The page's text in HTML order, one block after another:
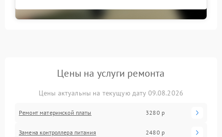
Цены на услуги ремонта
Цены актуальны на текущую дату 09.08.2026
Ремонт материнской платы 3280 р
Замена контроллера питания 2480 р